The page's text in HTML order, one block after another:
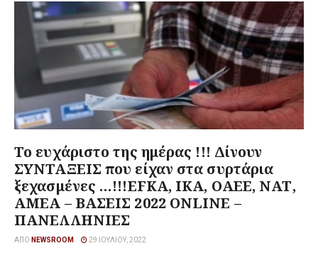
Το ευχάριστο της ημέρας !!! Δίνουν
ΣΥΝΤΑΞΕΙΣ που είχαν στα συρτάρια
ξεχασμένες …!!!EFKA, ΙΚΑ, ΟΑΕΕ, ΝΑΤ,
ΑΜΕΑ – ΒΑΣΕΙΣ 2022 ONLINE –
ΠΑΝΕΛΛΗΝΙΕΣ
ΑΠΌ NEWSROOM 29 ΙΟΥΛΊΟΥ, 2022